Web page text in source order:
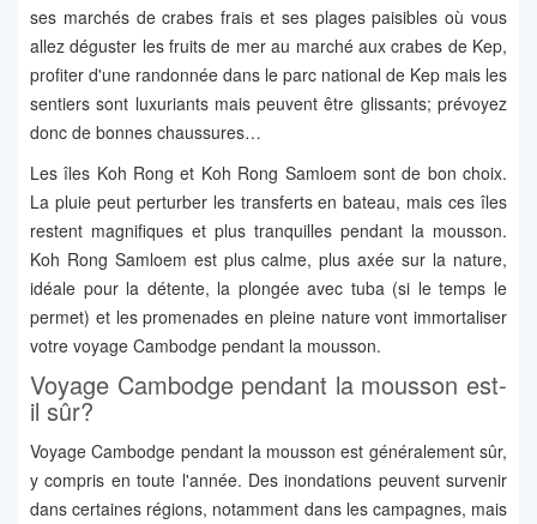
ses marchés de crabes frais et ses plages paisibles où vous
allez déguster les fruits de mer au marché aux crabes de Kep,
profiter d'une randonnée dans le parc national de Kep mais les
sentiers sont luxuriants mais peuvent être glissants; prévoyez
donc de bonnes chaussures…
Les îles Koh Rong et Koh Rong Samloem sont de bon choix.
La pluie peut perturber les transferts en bateau, mais ces îles
restent magnifiques et plus tranquilles pendant la mousson.
Koh Rong Samloem est plus calme, plus axée sur la nature,
idéale pour la détente, la plongée avec tuba (si le temps le
permet) et les promenades en pleine nature vont immortaliser
votre voyage Cambodge pendant la mousson.
Voyage Cambodge pendant la mousson est-
il sûr?
Voyage Cambodge pendant la mousson est généralement sûr,
y compris en toute l'année. Des inondations peuvent survenir
dans certaines régions, notamment dans les campagnes, mais